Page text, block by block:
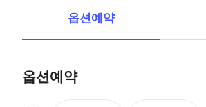
옵션예약
옵션예약